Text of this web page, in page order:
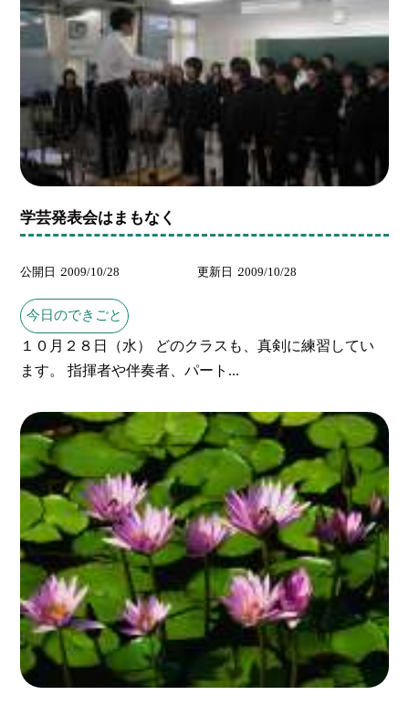
学芸発表会はまもなく
公開日 2009/10/28 更新日 2009/10/28
今日のできごと
１０月２８日（水） どのクラスも、真剣に練習してい
ます。 指揮者や伴奏者、パート...